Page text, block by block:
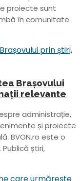
proiecte sunt
în comunitate
Brașovului
relevante
administrație,
și proiecte
BVON.ro este o
știri,